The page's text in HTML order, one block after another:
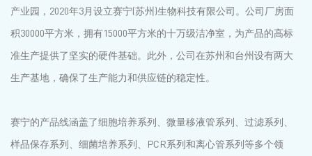
产业园，2020年3月设立赛宁(苏州)生物科技有限公司。公司厂房面
积30000平方米，拥有15000平方米的十万级洁净室，为产品的高标
准生产提供了坚实的硬件基础。此外，公司在苏州和台州设有两大
生产基地，确保了生产能力和供应链的稳定性。
赛宁的产品线涵盖了细胞培养系列、微量移液管系列、过滤系列、
样品保存系列、细菌培养系列、PCR系列和离心管系列等多个领